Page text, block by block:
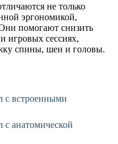
не только
эргономикой,
помогают снизить
игровых сессиях,
спины, шеи и головы.
с встроенными
с анатомической